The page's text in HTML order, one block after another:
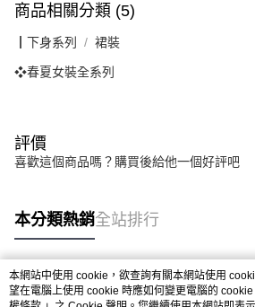
商品相關分類 (5)
┃下身系列 裙裝
❖春夏女裝全系列
評價
喜歡這個商品嗎？購買後給他一個好評吧
本分類熱銷全站排行
熱門標籤
本網站中使用 cookie，欲查詢有關本網站使用
望在電腦上使用 cookie 時應如何變更電腦的